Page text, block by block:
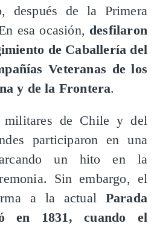
después de la Primera
esa ocasión, desfilaron
de Caballería del
Veteranas de los
y de la Frontera.
militares de Chile y del
participaron en una
un hito en la
Sin embargo, el
a la actual Parada
en 1831, cuando el